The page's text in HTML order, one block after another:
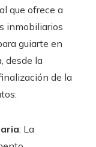
que ofrece a
inmobiliarios
guiarte en
desde la
de la
: La